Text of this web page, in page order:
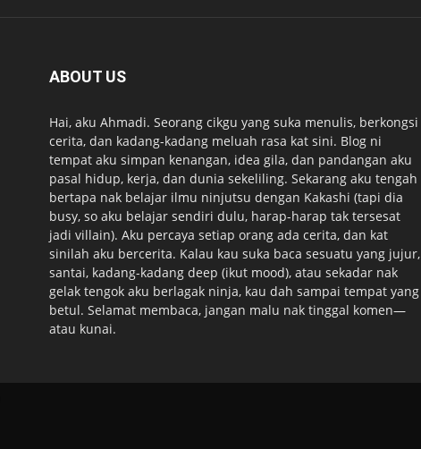
ABOUT US
Hai, aku Ahmadi. Seorang cikgu yang suka menulis, berkongsi
cerita, dan kadang-kadang meluah rasa kat sini. Blog ni
tempat aku simpan kenangan, idea gila, dan pandangan aku
pasal hidup, kerja, dan dunia sekeliling. Sekarang aku tengah
bertapa nak belajar ilmu ninjutsu dengan Kakashi (tapi dia
busy, so aku belajar sendiri dulu, harap-harap tak tersesat
jadi villain). Aku percaya setiap orang ada cerita, dan kat
sinilah aku bercerita. Kalau kau suka baca sesuatu yang jujur,
santai, kadang-kadang deep (ikut mood), atau sekadar nak
gelak tengok aku berlagak ninja, kau dah sampai tempat yang
betul. Selamat membaca, jangan malu nak tinggal komen—
atau kunai.